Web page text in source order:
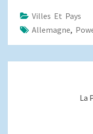
Villes Et Pays
Allemagne,
La